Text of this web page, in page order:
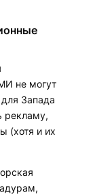
не могут
Запада
рекламу,
(хотя и их